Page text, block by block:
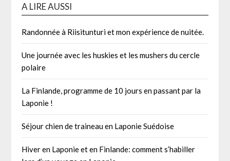
A LIRE AUSSI
Randonnée à Riisitunturi et mon expérience de nuitée.
Une journée avec les huskies et les mushers du cercle
polaire
La Finlande, programme de 10 jours en passant par la
Laponie !
Séjour chien de traineau en Laponie Suédoise
Hiver en Laponie et en Finlande: comment s’habiller